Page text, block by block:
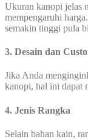
Ukuran kanopi jelas
mempengaruhi
semakin tinggi pula
3. Desain dan
Jika Anda
kanopi, hal ini dapat
4. Jenis Rangka
Selain bahan kain,